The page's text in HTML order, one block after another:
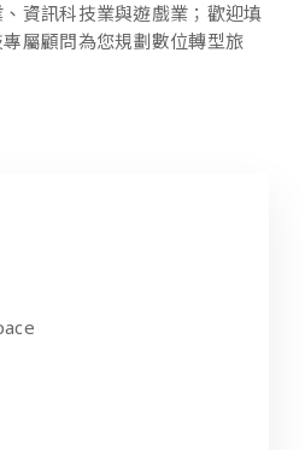
資訊科技業與遊戲業；歡迎填
專屬顧問為您規劃數位轉型旅